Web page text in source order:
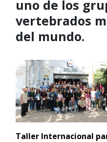
uno de los
vertebrados
del mundo.
Taller Internacional